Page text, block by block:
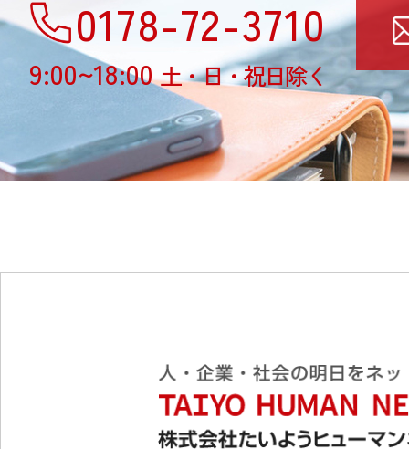
0178-72-3710
9:00~18:00土・日・祝日除く